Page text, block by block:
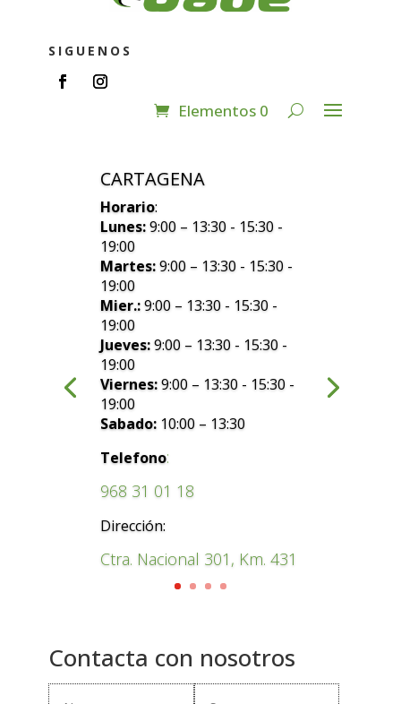
SIGUENOS
Elementos 0
CARTAGENA
Horario:
Lunes:9:00 – 13:30 - 15:30 -
19:00
Martes:9:00 – 13:30 - 15:30 -
19:00
Mier.:9:00 – 13:30 - 15:30 -
19:00
Jueves:9:00 – 13:30 - 15:30 -
19:00
Viernes:9:00 – 13:30 - 15:30 -
19:00
Sabado: 10:00 – 13:30
Telefono:
968 31 01 18
Dirección:
Ctra. Nacional 301, Km. 431
Contacta con nosotros